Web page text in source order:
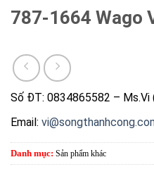
787-1664 Wago
Số ĐT: 0834865582 – Ms.Vi
Email:
Danh mục: Sản phẩm khác